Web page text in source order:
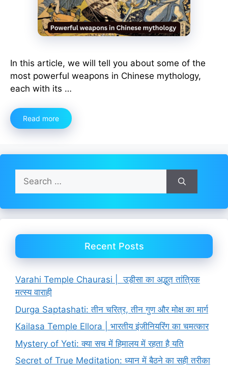
In this article, we will tell you about some of the
most powerful weapons in Chinese mythology,
each with its …
Read more
Search
for:
Recent Posts
Varahi Temple Chaurasi | उड़ीसा का अद्भुत तांत्रिक
मत्स्य वाराही
Durga Saptashati: तीन चरित्र, तीन गुण और मोक्ष का मार्ग
Kailasa Temple Ellora | भारतीय इंजीनियरिंग का चमत्कार
Mystery of Yeti: क्या सच में हिमालय में रहता है यति
Secret of True Meditation: ध्यान में बैठने का सही तरीका